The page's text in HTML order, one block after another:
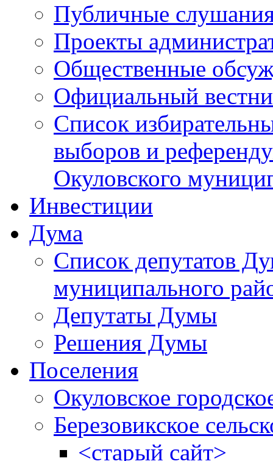
Публичные
Проекты
Общественные
Официальный
Список
выборов и
Окуловского
Инвестиции
Дума
Список депутатов
муниципального
Депутаты Думы
Решения Думы
Поселения
Окуловское
Березовикское
<старый сайт>